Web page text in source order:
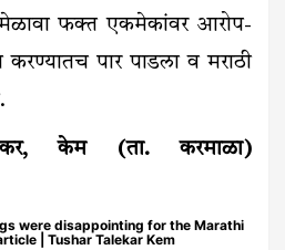
फक्त एकमेकांवर आरोप-
करण्यातच पार पाडला व मराठी
केम (ता. करमाळा)
were disappointing for the Marathi
| Tushar Talekar Kem